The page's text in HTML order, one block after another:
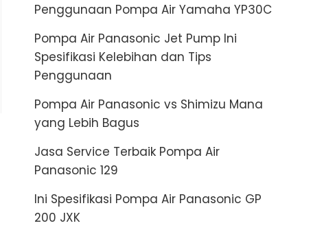
Penggunaan Pompa Air Yamaha YP30C
Pompa Air Panasonic Jet Pump Ini
Spesifikasi Kelebihan dan Tips
Penggunaan
Pompa Air Panasonic vs Shimizu Mana
yang Lebih Bagus
Jasa Service Terbaik Pompa Air
Panasonic 129
Ini Spesifikasi Pompa Air Panasonic GP
200 JXK